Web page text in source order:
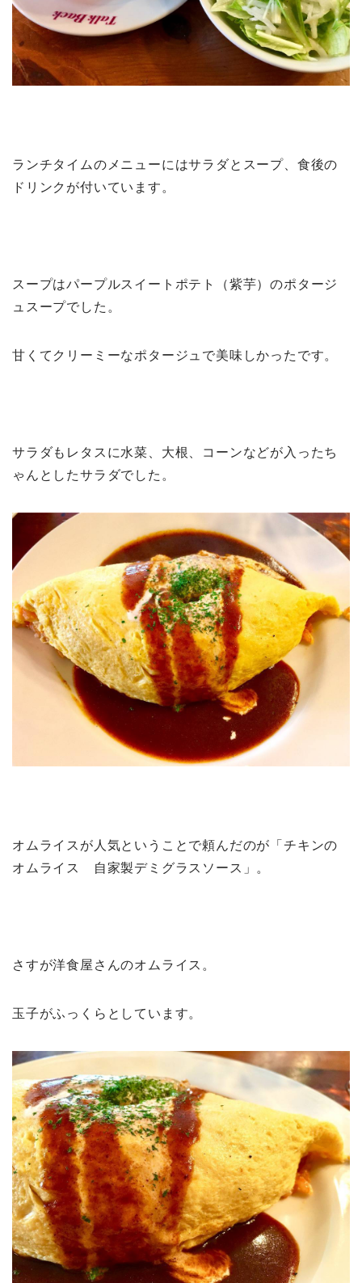
ランチタイムのメニューにはサラダとスープ、食後の
ドリンクが付いています。
スープはパープルスイートポテト（紫芋）のポタージ
ュスープでした。
甘くてクリーミーなポタージュで美味しかったです。
サラダもレタスに水菜、大根、コーンなどが入ったち
ゃんとしたサラダでした。
オムライスが人気ということで頼んだのが「チキンの
オムライス 自家製デミグラスソース」。
さすが洋食屋さんのオムライス。
玉子がふっくらとしています。